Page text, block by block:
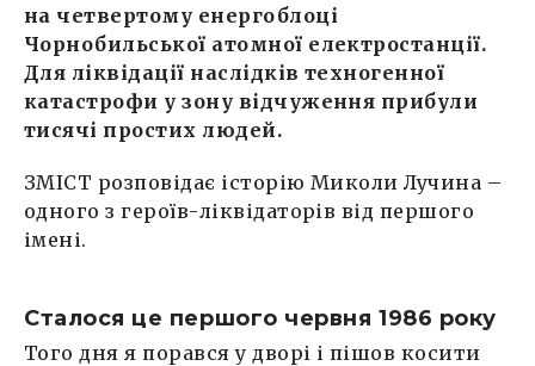
на четвертому енергоблоці
Чорнобильської атомної електростанції.
Для ліквідації наслідків техногенної
катастрофи у зону відчуження прибули
тисячі простих людей.
ЗМІСТ розповідає історію Миколи Лучина –
одного з героїв-ліквідаторів від першого
імені.
Сталося це першого червня 1986 року
Того дня я порався у дворі і пішов косити